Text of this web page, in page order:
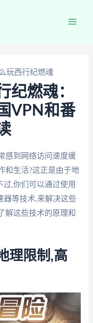
玩西行纪燃魂
纪燃魂：
VPN和番
感到网络访问速度缓
和生活?这正是由于地
,你们可以通过使用
器等技术,来解决这些
解这些技术的原理和
理限制,高